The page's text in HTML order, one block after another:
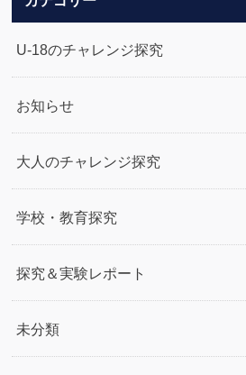
U-18のチャレンジ探究
お知らせ
大人のチャレンジ探究
学校・教育探究
探究＆実験レポート
未分類